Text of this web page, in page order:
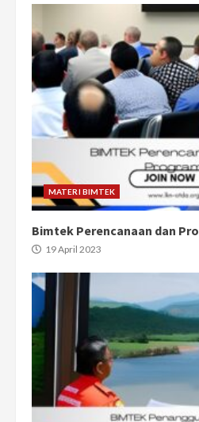
MATERI BIMTEK
Bimtek Perencanaan dan
19 April 2023